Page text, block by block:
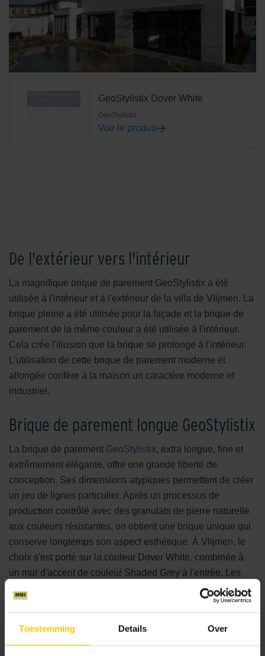
Toestemming Details Over
GeoStylistix Dover White
GeoStylistix
Voir le produit
De l'extérieur vers l'intérieur
La magnifique brique de parement GeoStylistix a été
utilisée à l'intérieur et à l'extérieur de la villa de Vlijmen. La
brique pleine a été utilisée pour la façade et la brique de
parement de la même couleur a été utilisée à l'intérieur.
Cela crée l'illusion que la brique se prolonge à l'intérieur.
L'utilisation de cette brique de parement moderne et
allongée confère à la maison un caractère moderne et
industriel.
Brique de parement longue GeoStylistix
La brique de parement GeoStylistix, extra longue, fine et
extrêmement élégante, offre une grande liberté de
conception. Ses dimensions atypiques permettent de créer
un jeu de lignes particulier. Après un processus de
production contrôlé avec des granulats de pierre naturelle
aux couleurs résistantes, on obtient une brique unique qui
conserve longtemps son aspect esthétique. À Vlijmen, le
choix s'est porté sur la couleur Dover White, combinée à
un mur d'accent de couleur Shaded Grey à l'entrée. Les
couleurs de la série se combinent harmonieusement entre
elles, mais aussi avec divers matériaux de construction.
Briques de parement pour gagner de la